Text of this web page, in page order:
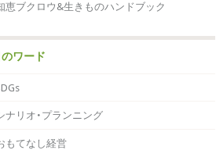
恵ブクロウ&生きものハンドブック
ワード
ナリオ・プランニング
もてなし経営